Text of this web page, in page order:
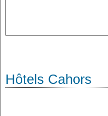
Hôtels Cahors